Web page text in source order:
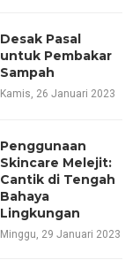
Desak Pasal
untuk Pembakar
Sampah
Kamis, 26 Januari 2023
Penggunaan
Skincare Melejit:
Cantik di Tengah
Bahaya
Lingkungan
Minggu, 29 Januari 2023